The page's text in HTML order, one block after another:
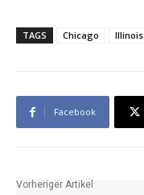
TAGS Chicago Illinois
Facebook
Vorheriger Artikel